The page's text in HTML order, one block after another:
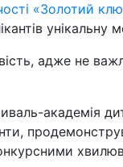
«Золотий
адже не
академія